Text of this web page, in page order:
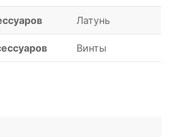
Латунь
Винты